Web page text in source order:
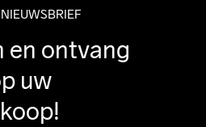
en ontvang
uw